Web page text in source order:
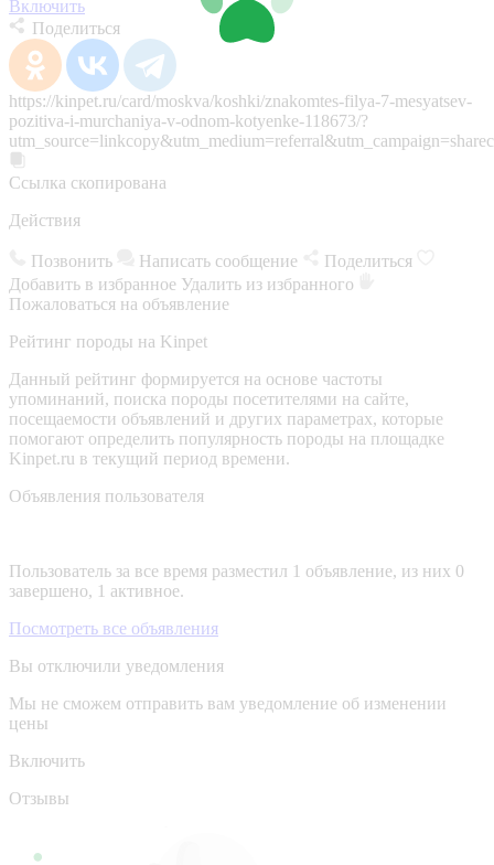
Включить
Поделиться
https://kinpet.ru/card/moskva/koshki/znakomtes-filya-7-mesyatsev-
pozitiva-i-murchaniya-v-odnom-kotyenke-118673/?
Ссылка скопирована
Действия
Позвонить Написать сообщение
Поделиться
Добавить в избранное Удалить из избранного
Пожаловаться на объявление
Рейтинг породы на Kinpet
Данный рейтинг формируется на основе частоты
упоминаний, поиска породы посетителями на сайте,
посещаемости объявлений и других параметрах, которые
помогают определить популярность породы на площадке
Kinpet.ru в текущий период времени.
Объявления пользователя
Пользователь за все время разместил 1 объявление, из них 0
завершено, 1 активное.
Посмотреть все объявления
Вы отключили уведомления
Мы не сможем отправить вам уведомление об изменении
цены
Включить
Отзывы